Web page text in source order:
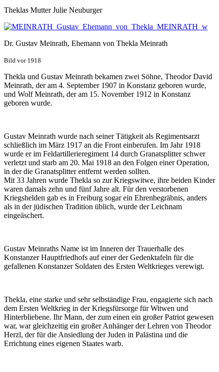
Theklas Mutter Julie Neuburger
Dr. Gustav Meinrath, Ehemann von Thekla Meinrath
Bild vor 1918
Thekla und Gustav Meinrath bekamen zwei Söhne, Theodor David
Meinrath, der am 4. September 1907 in Konstanz geboren wurde,
und Wolf Meinrath, der am 15. November 1912 in Konstanz
geboren wurde.
Gustav Meinrath wurde nach seiner Tätigkeit als Regimentsarzt
schließlich im März 1917 an die Front einberufen. Im Jahr 1918
wurde er im Feldartillerie­regiment 14 durch Granatsplitter schwer
verletzt und starb am 20. Mai 1918 an den Folgen einer Operation,
in der die Granatsplitter entfernt werden sollten.
Mit 33 Jahren wurde Thekla so zur Kriegswitwe, ihre beiden Kinder
waren damals zehn und fünf Jahre alt. Für den verstorbenen
Kriegshelden gab es in Freiburg sogar ein Ehrenbegräbnis, anders
als in der jüdischen Tradition üblich, wurde der Leichnam
eingeäschert.
Gustav Meinraths Name ist im Inneren der Trauerhalle des
Konstanzer Hauptfriedhofs auf einer der Gedenk­tafeln für die
gefallenen Konstan­zer Soldaten des Ersten Weltkrieges verewigt.
Thekla, eine starke und sehr selbständige Frau, engagierte sich nach
dem Ersten Weltkrieg in der Kriegs­fürsorge für Witwen und
Hinterbliebene. Ihr Mann, der zum einen ein großer Patriot gewesen
war, war gleichzeitig ein großer Anhänger der Lehren von Theodor
Herzl, der für die Ansiedlung der Juden in Palästina und die
Errichtung eines eigenen Staates warb.